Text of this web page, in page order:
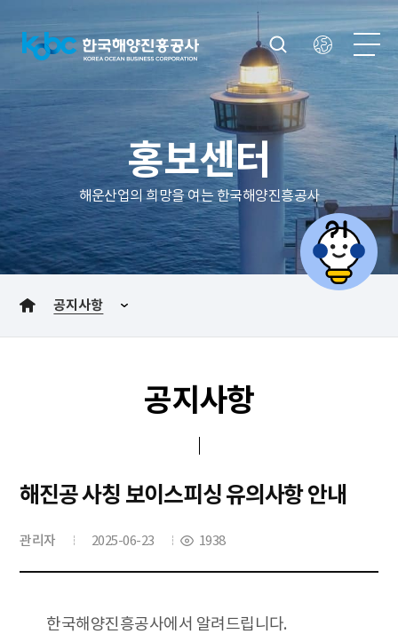
홍보센터
해운산업의 희망을 여는 한국해양진흥공사
공지사항
공지사항
해진공 사칭 보이스피싱 유의사항 안내
관리자 2025-06-23 1938
한국해양진흥공사에서 알려드립니다.